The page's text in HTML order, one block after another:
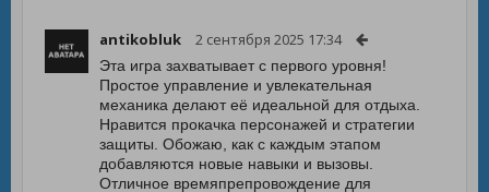
antikobluk 2 сентября 2025 17:34
Эта игра захватывает с первого уровня!
Простое управление и увлекательная
механика делают её идеальной для отдыха.
Нравится прокачка персонажей и стратегии
защиты. Обожаю, как с каждым этапом
добавляются новые навыки и вызовы.
Отличное времяпрепровождение для